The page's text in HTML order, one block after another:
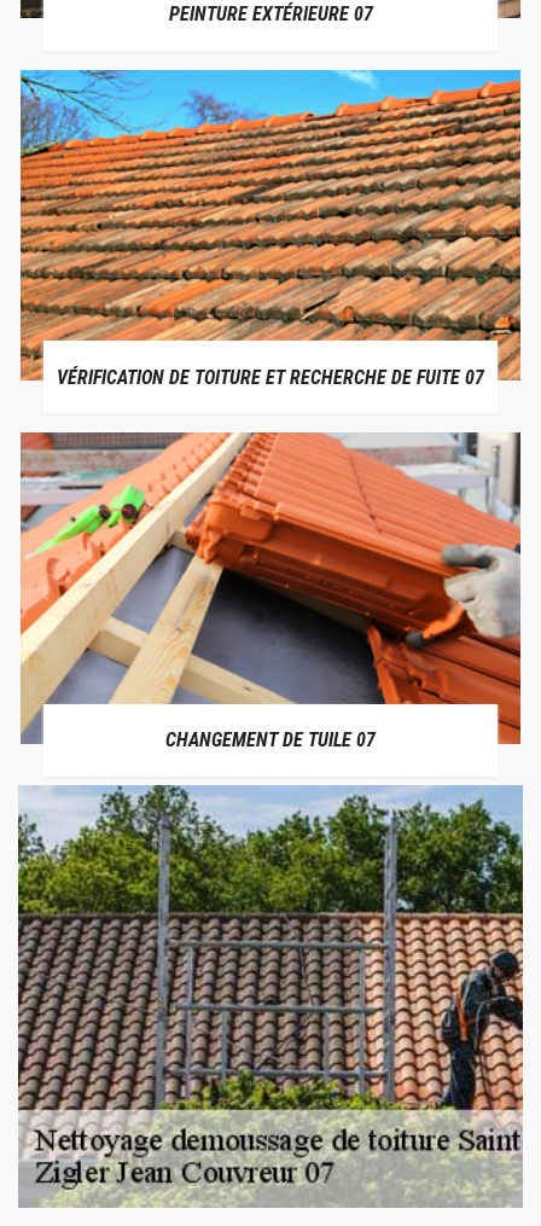
PEINTURE EXTÉRIEURE 07
VÉRIFICATION DE TOITURE ET RECHERCHE DE FUITE 07
CHANGEMENT DE TUILE 07